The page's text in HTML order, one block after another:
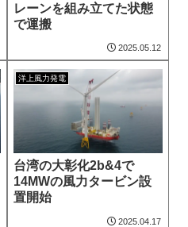
レーンを組み立てた状態
で運搬
2025.05.12
洋上風力発電
台湾の大彰化2b&4で
14MWの風力タービン設
置開始
2025.04.17